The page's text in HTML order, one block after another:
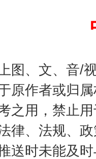
图、文、音/
原作者或归
之用，禁止
律、法规、
送时未能及
"炒